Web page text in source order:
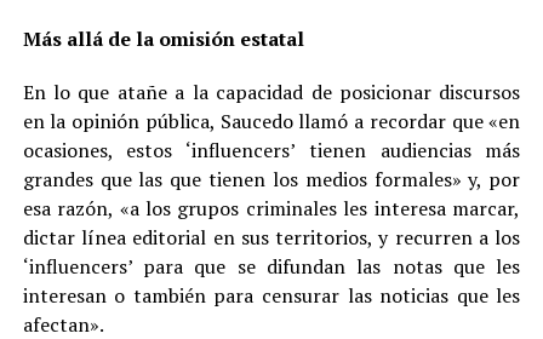
Más allá de la omisión estatal
En lo que atañe a la capacidad de posicionar discursos
en la opinión pública, Saucedo llamó a recordar que «en
ocasiones, estos ‘influencers’ tienen audiencias más
grandes que las que tienen los medios formales» y, por
esa razón, «a los grupos criminales les interesa marcar,
dictar línea editorial en sus territorios, y recurren a los
‘influencers’ para que se difundan las notas que les
interesan o también para censurar las noticias que les
afectan».